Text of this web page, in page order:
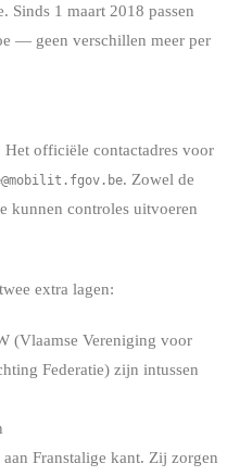
Sinds 1 maart 2018 passen
— geen verschillen meer per
Het officiële contactadres voor
. Zowel de
kunnen controles uitvoeren
extra lagen:
(Vlaamse Vereniging voor
Federatie) zijn intussen
aan Franstalige kant. Zij zorgen